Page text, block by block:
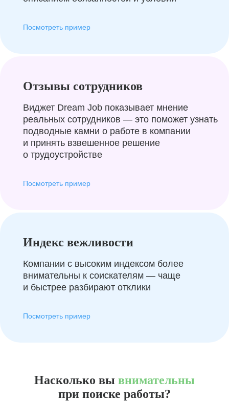
Посмотреть пример
Отзывы сотрудников
Виджет Dream Job показывает мнение
реальных сотрудников — это поможет узнать
подводные камни о работе в компании
и принять взвешенное решение
о трудоустройстве
Посмотреть пример
Индекс вежливости
Компании с высоким индексом более
внимательны к соискателям — чаще
и быстрее разбирают отклики
Посмотреть пример
Насколько вы внимательны
при поиске работы?